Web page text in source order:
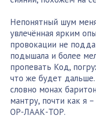
Непонятный шум
увлечённая ярким
провокации не
подышала и более
пропевать Код,
что же будет
словно монах
мантру, почти как я
ОР-ЛААК-ТОР.